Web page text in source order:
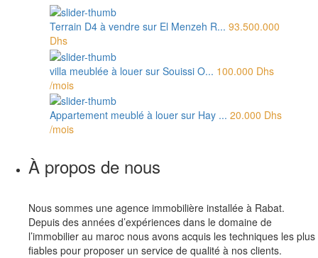
Terrain D4 à vendre sur El Menzeh R... 93.500.000
Dhs
villa meublée à louer sur Souissi O... 100.000 Dhs
/mois
Appartement meublé à louer sur Hay ... 20.000 Dhs
/mois
À propos de nous
Nous sommes une agence immobilière installée à Rabat.
Depuis des années d’expériences dans le domaine de
l’immobilier au maroc nous avons acquis les techniques les plus
fiables pour proposer un service de qualité à nos clients.